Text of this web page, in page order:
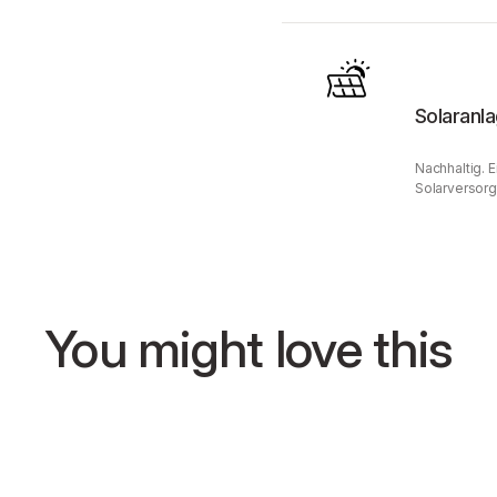
Nachhaltig.
You might love this